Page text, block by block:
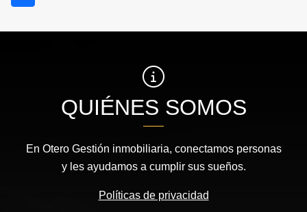
QUIÉNES SOMOS
En Otero Gestión inmobiliaria, conectamos personas
y les ayudamos a cumplir sus sueños.
Políticas de privacidad